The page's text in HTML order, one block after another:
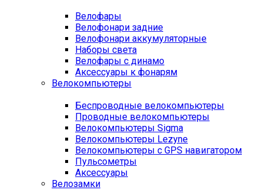
Велофары
Велофонари задние
Велофонари аккумуляторные
Наборы света
Велофары с динамо
Аксессуары к фонарям
Велокомпьютеры
Беспроводные велокомпьютеры
Проводные велокомпьютеры
Велокомпьютеры Sigma
Велокомпьютеры Lezyne
Велокомпьютеры с GPS навигатором
Пульсометры
Аксессуары
Велозамки